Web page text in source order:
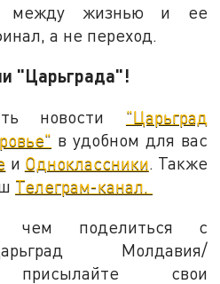
между жизнью и ее
а не переход.
"Царьграда"!
новости "Царьград
в удобном для вас
и Одноклассники. Также
Телеграм-канал.
чем поделиться с
Молдавия/
присылайте свои